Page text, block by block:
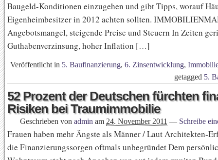
Baugeld-Konditionen einzugehen und gibt Tipps, worauf
Eigenheimbesitzer in 2012 achten sollten.
Angebotsmangel, steigende Preise und Steuern In Zeiten
Guthabenverzinsung, hoher Inflation […]
Veröffentlicht in 5. Baufinanzierung, 6. Zinsentwicklung,
getagged 5.
52 Prozent der Deutschen fürchten
Risiken bei Traumimmobilie
Geschrieben von admin am 24. November 2011 — Schreibe
Frauen haben mehr Ängste als Männer / Laut Architekten-
die Finanzierungssorgen oftmals unbegründet Dem